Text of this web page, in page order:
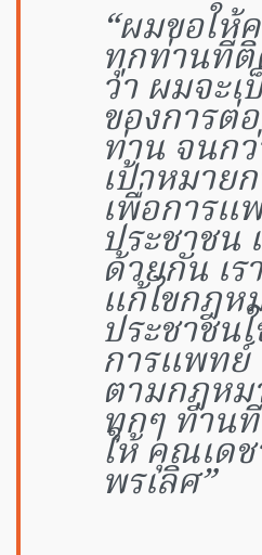
“ผมขอให้
ทุกท่านที่
ว่า ผมจะ
ของการต่
ท่าน จนก
เป้าหมาย
เพื่อการแ
ประชาชน
ด้วยกัน เ
แก้ไขกฎห
ประชาชน
การแพทย์
ตามกฎห
ทุกๆ ท่าน
ให้ คุณเด
พรเลิศ”